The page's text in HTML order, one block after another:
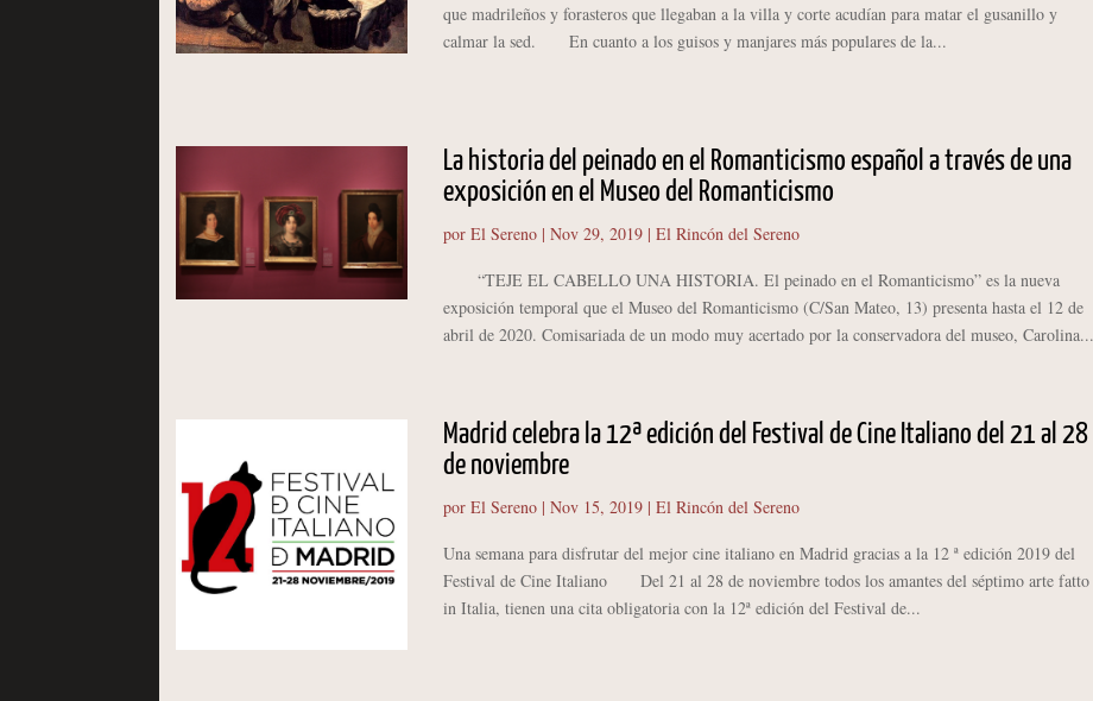
que madrileños y forasteros que llegaban a la villa y corte acudían para matar el gusanillo y
calmar la sed. En cuanto a los guisos y manjares más populares de la...
La historia del peinado en el Romanticismo español a través de una
exposición en el Museo del Romanticismo
por El Sereno| Nov 29, 2019| El Rincón del Sereno
“TEJE EL CABELLO UNA HISTORIA. El peinado en el Romanticismo” es la nueva
exposición temporal que el Museo del Romanticismo (C/San Mateo, 13) presenta hasta el 12 de
abril de 2020. Comisariada de un modo muy acertado por la conservadora del museo, Carolina...
Madrid celebra la 12ª edición del Festival de Cine Italiano del 21 al 28
de noviembre
por El Sereno| Nov 15, 2019| El Rincón del Sereno
Una semana para disfrutar del mejor cine italiano en Madrid gracias a la 12 ª edición 2019 del
Festival de Cine Italiano Del 21 al 28 de noviembre todos los amantes del séptimo arte fatto
in Italia, tienen una cita obligatoria con la 12ª edición del Festival de...